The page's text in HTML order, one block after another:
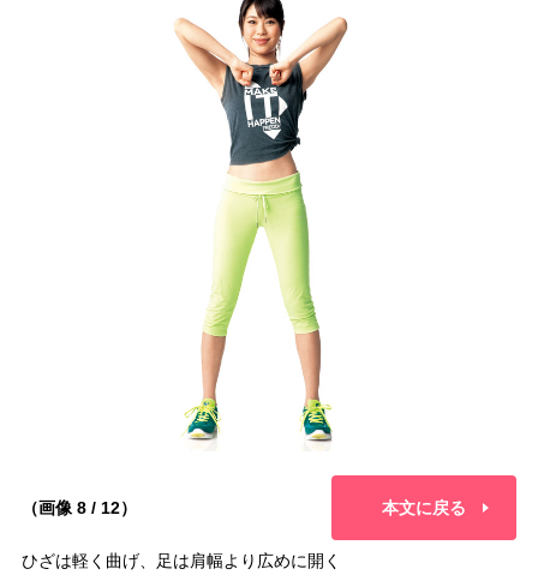
（画像 8 / 12） 本文に戻る
ひざは軽く曲げ、足は肩幅より広めに開く